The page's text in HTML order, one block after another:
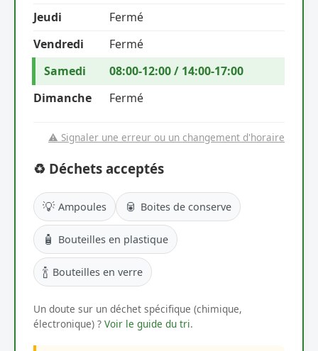
Jeudi
Fermé
Vendredi
Fermé
Samedi
08:00-12:00 / 14:00-17:00
Dimanche
Fermé
⚠️ Signaler une erreur ou un changement d'horaire
♻️ Déchets acceptés
💡 Ampoules 🥫 Boites de conserve
🧴 Bouteilles en plastique
🍾 Bouteilles en verre
Un doute sur un déchet spécifique (chimique,
électronique) ? Voir le guide du tri.